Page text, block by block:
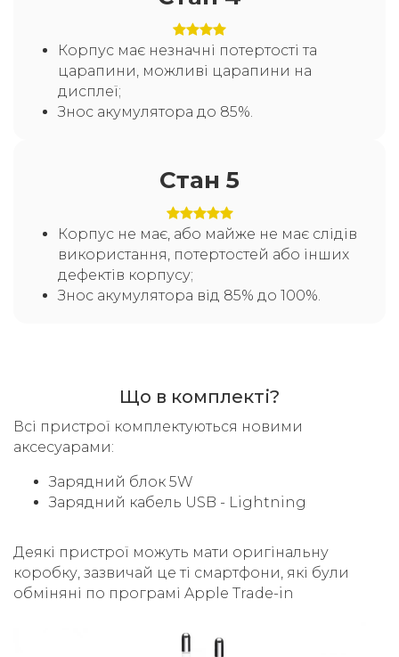
Корпус має незначні потертості та
царапини, можливі царапини на
дисплеї;
Знос акумулятора до 85%.
Стан 5
Корпус не має, або майже не має слідів
використання, потертостей або інших
дефектів корпусу;
Знос акумулятора від 85% до 100%.
Що в комплекті?
Всі пристрої комплектуються новими
аксесуарами:
Зарядний блок 5W
Зарядний кабель USB - Lightning
Деякі пристрої можуть мати оригінальну
коробку, зазвичай це ті смартфони, які були
обміняні по програмі Apple Trade-in